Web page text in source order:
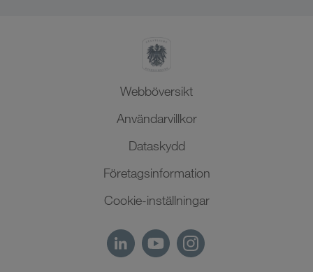
Webböversikt
Användarvillkor
Dataskydd
Företagsinformation
Cookie-inställningar